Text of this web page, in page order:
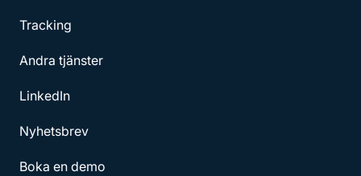
Tracking
Andra tjänster
LinkedIn
Nyhetsbrev
Boka en demo